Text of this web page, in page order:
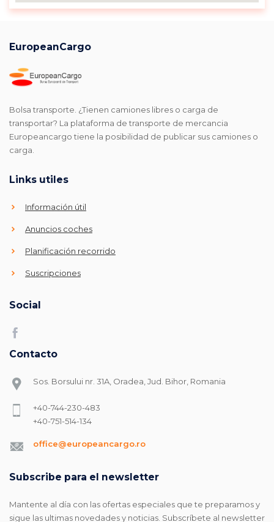
EuropeanCargo
Bolsa transporte. ¿Tienen camiones libres o carga de
transportar? La plataforma de transporte de mercancia
Europeancargo tiene la posibilidad de publicar sus camiones o
carga.
Links utiles
Información útil
Anuncios coches
Planificación recorrido
Suscripciones
Social
Contacto
Sos. Borsului nr. 31A, Oradea, Jud. Bihor, Romania
+40-744-230-483
+40-751-514-134
office@europeancargo.ro
Subscribe para el newsletter
Mantente al día con las ofertas especiales que te preparamos y
sigue las ultimas novedades y noticias. Subscríbete al newsletter